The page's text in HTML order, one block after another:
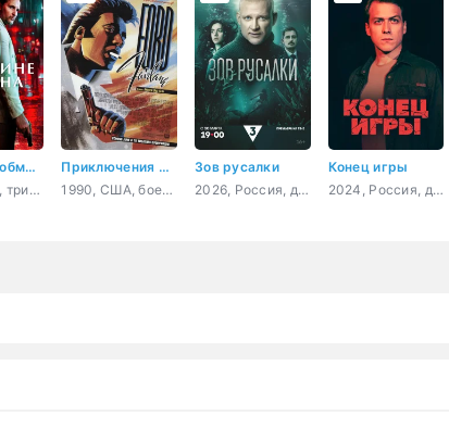
В паутине обмана
2025, США, триллер
Приключения Форда Ферлейна
1990, США, боевик, комедия, детектив, музыка, криминал
Зов русалки
2026, Россия, детектив
Конец игры
2024, Россия, детектив, мелодрама